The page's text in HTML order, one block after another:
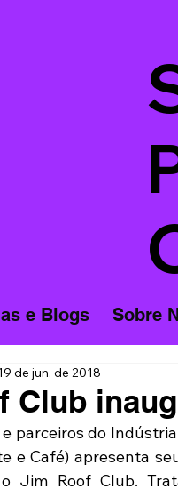
e Blogs Sobre
Club
de jun. de 2018
parceiros do
e Café) apresenta
Jim Roof Club.